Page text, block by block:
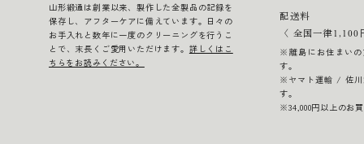
山形緞通は創業以来、製作した全製品の記録を
保存し、アフターケアに備えています。日々の
お手入れと数年に一度のクリーニングを行うこ
とで、末長くご愛用いただけます。 詳しくはこ
ちらをお読みください。
配送料
〈 全国一律1,100
※離島にお住まい
す。
※ヤマト運輸 / 佐川
す。
※34,000円以上のお